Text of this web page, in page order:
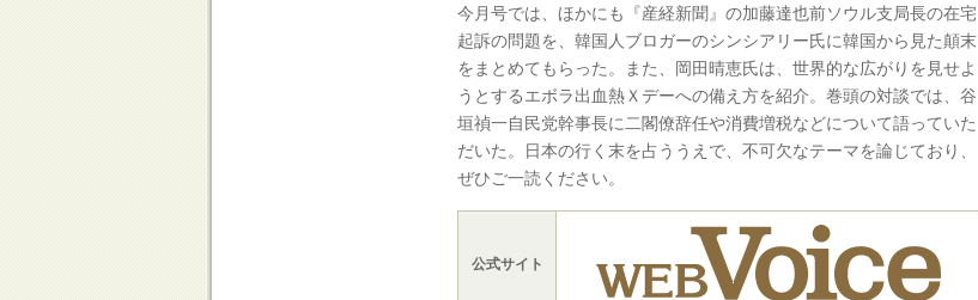
今月号では、ほかにも『産経新聞』の加藤達也前ソウル支局長の在宅
起訴の問題を、韓国人ブロガーのシンシアリー氏に韓国から見た顛末
をまとめてもらった。また、岡田晴恵氏は、世界的な広がりを見せよ
うとするエボラ出血熱Ｘデーへの備え方を紹介。巻頭の対談では、谷
垣禎一自民党幹事長に二閣僚辞任や消費増税などについて語っていた
だいた。日本の行く末を占ううえで、不可欠なテーマを論じており、
ぜひご一読ください。
公式サイト